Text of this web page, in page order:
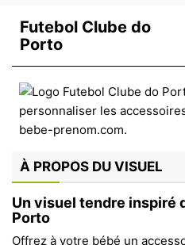
Futebol Clube do
Porto
À PROPOS DU VISUEL
Un visuel tendre inspiré
Porto
Offrez à votre bébé un